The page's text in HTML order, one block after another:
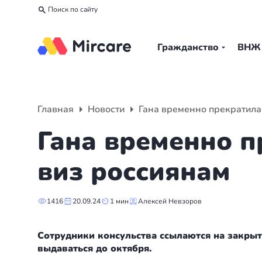
Поиск по сайту
Гражданство ВНЖ
Главная Новости Гана временно
Гана временно
виз россиянам
1416 20.09.24 1 мин Алексей Невзоров
Сотрудники консульства ссылаются на
выдаваться до октября.
Мальта
Испания
Турция
Румыния
Италия
Великобритания
Португалия
Словения
Партнерская программа
Вакансии
Вебинары